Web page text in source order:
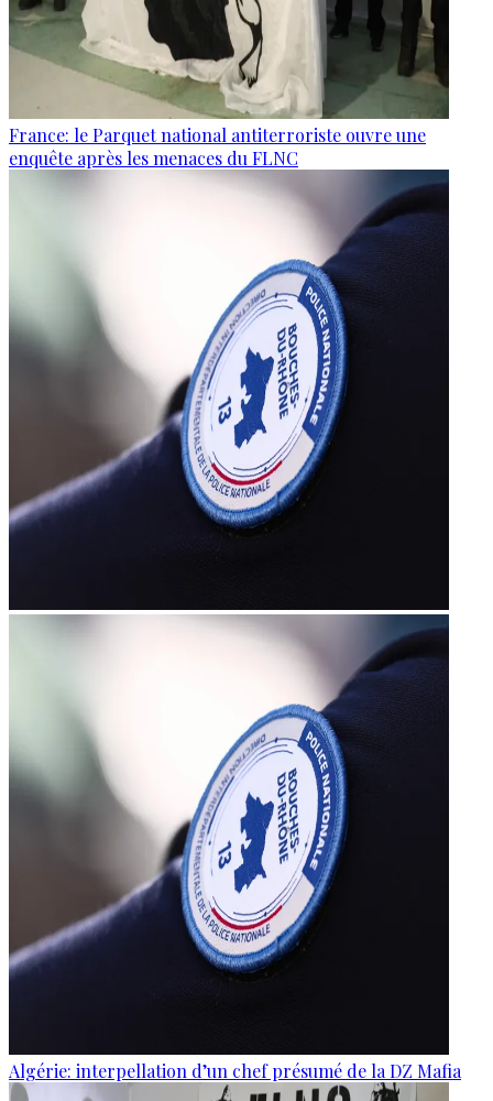
France: le Parquet national antiterroriste ouvre une
enquête après les menaces du FLNC
Algérie: interpellation d’un chef présumé de la DZ Mafia